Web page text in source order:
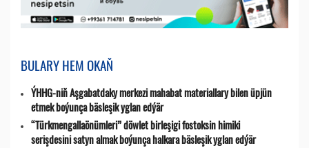
BULARY HEM OKAŇ
ÝHHG-niň Aşgabatdaky merkezi mahabat materiallary bilen üpjün
etmek boýunça bäsleşik yglan edýär
“Türkmengallaönümleri” döwlet birleşigi fostoksin himiki
serişdesini satyn almak boýunça halkara bäsleşik yglan edýär